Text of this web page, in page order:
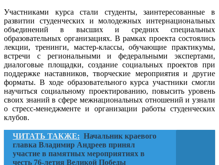
Участниками курса стали студенты, заинтересованные в
развитии студенческих и молодежных интернациональных
объединений в высших и средних специальных
образовательных организациях. В рамках проекта состоялись
лекции, тренинги, мастер-классы, обучающие практикумы,
встречи с региональными и федеральными экспертами,
диалоговые площадки, создание социальных проектов при
поддержке наставников, творческие мероприятия и другие
форматы. В ходе образовательного курса участники смогли
научиться социальному проектированию, повысить уровень
своих знаний в сфере межнациональных отношений и узнали
о стресс-менеджменте и организации работы студенческих
клубов.
ЧИТАТЬ ТАКЖЕ: Начальник краевого
главка Владимир Андреев принял
участие в памятных мероприятиях в
честь 76-летия Великой Победы